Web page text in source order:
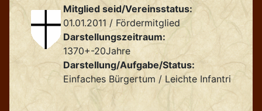
Mitglied seid/Vereinsstatus:
01.01.2011 / Fördermitglied
Darstellungszeitraum:
1370+-20Jahre
Darstellung/Aufgabe/Status:
Einfaches Bürgertum / Leichte Infantrie